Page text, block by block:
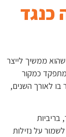
כנגד
ממשיך לייצר
כמקור
בו לאורך השנים,
בריביות
על נזילות